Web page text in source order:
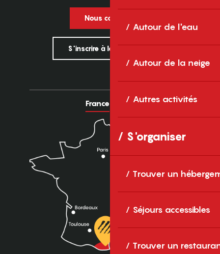
Autour de l'eau
Autour de la neige
Autres activités
S'organiser
Trouver un
Séjours accessibles
Trouver un
Nous contacter
S'inscrire à la newsletter
France Europe